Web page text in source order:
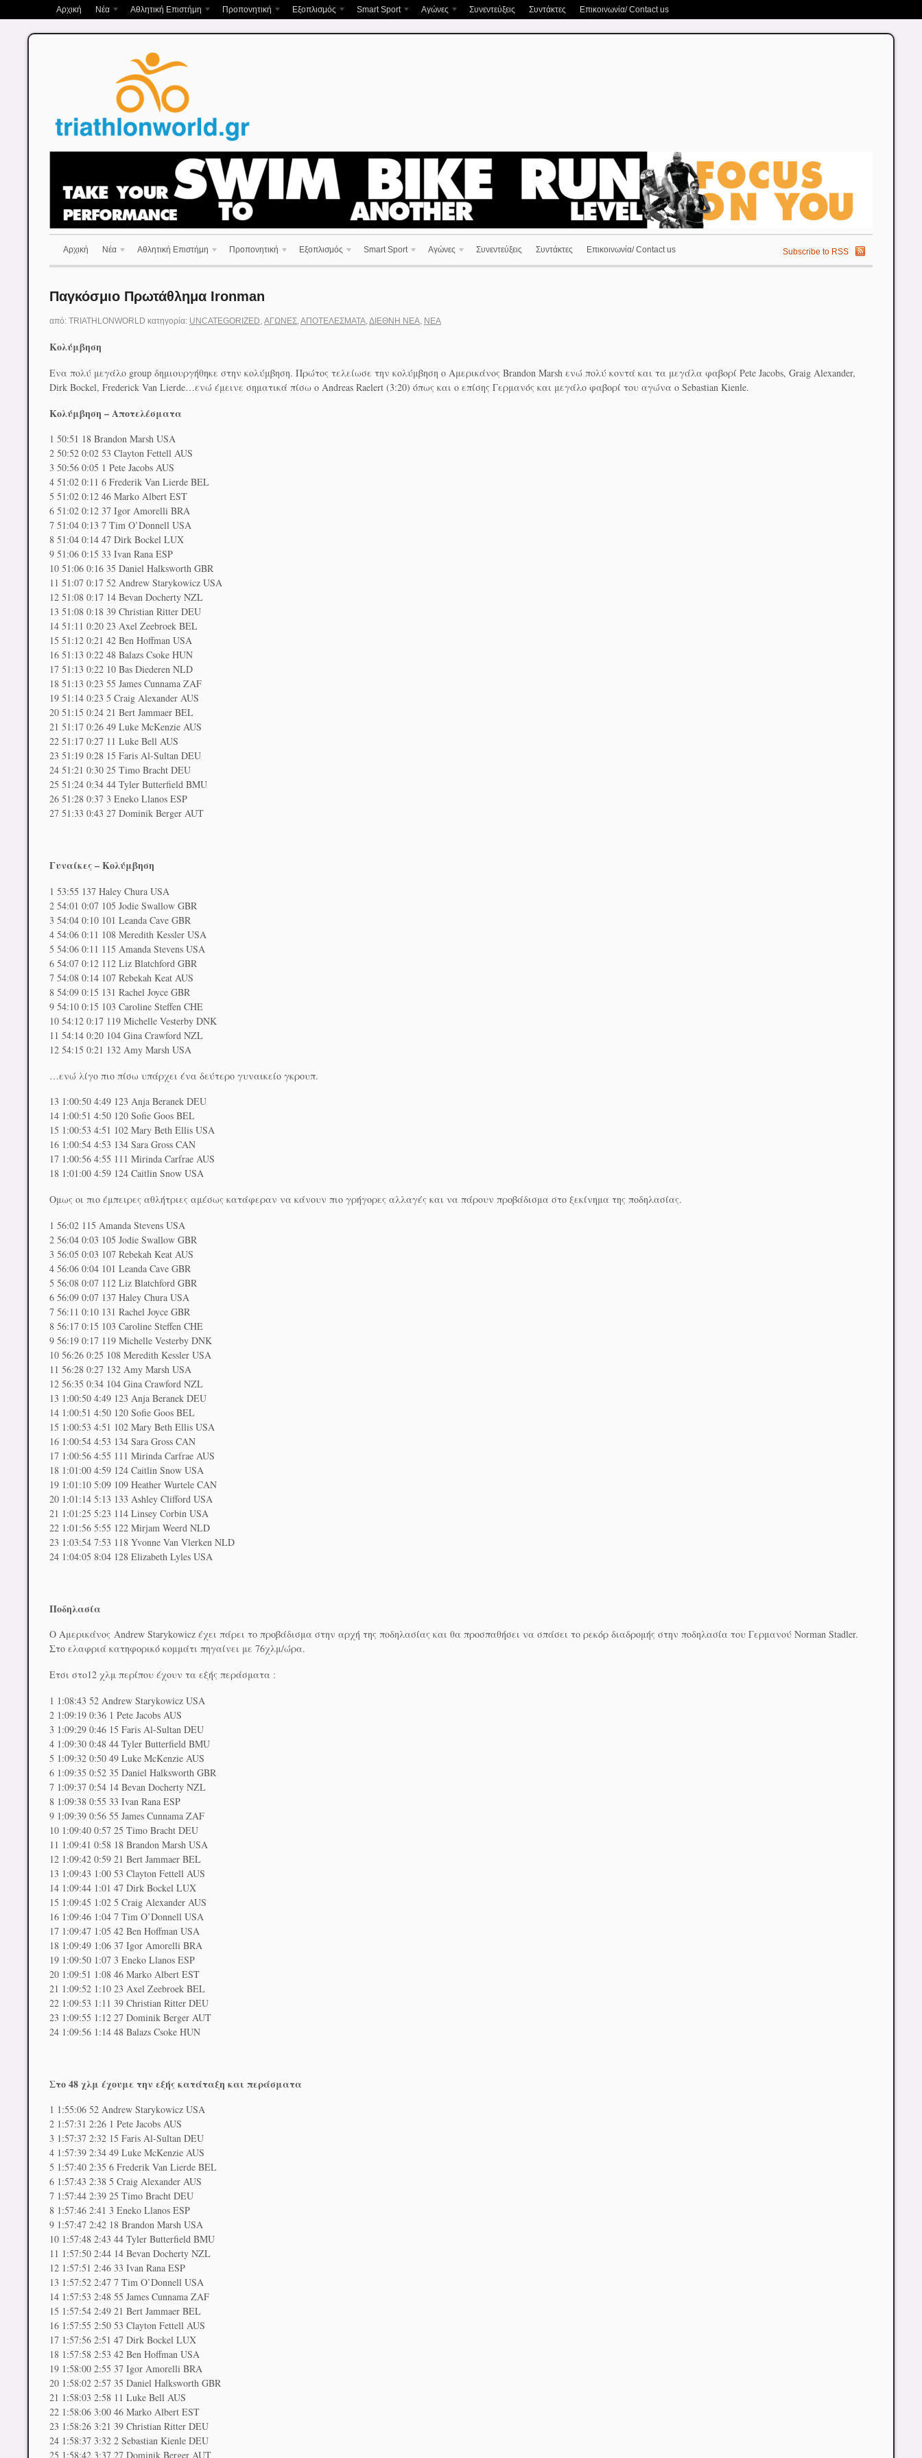
Αρχική Νέα Αθλητική Επιστήμη Προπονητική Εξοπλισμός Smart Sport Αγώνες Συνεντεύξεις Συντάκτες Επικοινωνία/ Contact us
Subscribe to RSS
Αρχική Νέα Αθλητική Επιστήμη Προπονητική Εξοπλισμός Smart Sport Αγώνες Συνεντεύξεις Συντάκτες Επικοινωνία/ Contact us
Παγκόσμιο Πρωτάθλημα Ironman
από: TRIATHLONWORLD κατηγορία: UNCATEGORIZED, ΑΓΏΝΕΣ,ΑΠΟΤΕΛΈΣΜΑΤΑ,ΔΙΕΘΝΉ ΝΈΑ, ΝΈΑ
Κολύμβηση
Ενα πολύ μεγάλο group δημιουργήθηκε στην κολύμβηση. Πρώτος τελείωσε την κολύμβηση ο Αμερικάνος Brandon Marsh ενώ πολύ κοντά και τα μεγάλα φαβορί Pete Jacobs, Graig Alexander,
Dirk Bockel, Frederick Van Lierde…ενώ έμεινε σηματικά πίσω ο Andreas Raelert (3:20) όπως και ο επίσης Γερμανός και μεγάλο φαβορί του αγώνα ο Sebastian Kienle.
Κολύμβηση – Αποτελέσματα
1 50:51 18 Brandon Marsh USA
2 50:52 0:02 53 Clayton Fettell AUS
3 50:56 0:05 1 Pete Jacobs AUS
4 51:02 0:11 6 Frederik Van Lierde BEL
5 51:02 0:12 46 Marko Albert EST
6 51:02 0:12 37 Igor Amorelli BRA
7 51:04 0:13 7 Tim O’Donnell USA
8 51:04 0:14 47 Dirk Bockel LUX
9 51:06 0:15 33 Ivan Rana ESP
10 51:06 0:16 35 Daniel Halksworth GBR
11 51:07 0:17 52 Andrew Starykowicz USA
12 51:08 0:17 14 Bevan Docherty NZL
13 51:08 0:18 39 Christian Ritter DEU
14 51:11 0:20 23 Axel Zeebroek BEL
15 51:12 0:21 42 Ben Hoffman USA
16 51:13 0:22 48 Balazs Csoke HUN
17 51:13 0:22 10 Bas Diederen NLD
18 51:13 0:23 55 James Cunnama ZAF
19 51:14 0:23 5 Craig Alexander AUS
20 51:15 0:24 21 Bert Jammaer BEL
21 51:17 0:26 49 Luke McKenzie AUS
22 51:17 0:27 11 Luke Bell AUS
23 51:19 0:28 15 Faris Al-Sultan DEU
24 51:21 0:30 25 Timo Bracht DEU
25 51:24 0:34 44 Tyler Butterfield BMU
26 51:28 0:37 3 Eneko Llanos ESP
27 51:33 0:43 27 Dominik Berger AUT
Γυναίκες – Κολύμβηση
1 53:55 137 Haley Chura USA
2 54:01 0:07 105 Jodie Swallow GBR
3 54:04 0:10 101 Leanda Cave GBR
4 54:06 0:11 108 Meredith Kessler USA
5 54:06 0:11 115 Amanda Stevens USA
6 54:07 0:12 112 Liz Blatchford GBR
7 54:08 0:14 107 Rebekah Keat AUS
8 54:09 0:15 131 Rachel Joyce GBR
9 54:10 0:15 103 Caroline Steffen CHE
10 54:12 0:17 119 Michelle Vesterby DNK
11 54:14 0:20 104 Gina Crawford NZL
12 54:15 0:21 132 Amy Marsh USA
…ενώ λίγο πιο πίσω υπάρχει ένα δεύτερο γυναικείο γκρουπ.
13 1:00:50 4:49 123 Anja Beranek DEU
14 1:00:51 4:50 120 Sofie Goos BEL
15 1:00:53 4:51 102 Mary Beth Ellis USA
16 1:00:54 4:53 134 Sara Gross CAN
17 1:00:56 4:55 111 Mirinda Carfrae AUS
18 1:01:00 4:59 124 Caitlin Snow USA
Ομως οι πιο έμπειρες αθλήτριες αμέσως κατάφεραν να κάνουν πιο γρήγορες αλλαγές και να πάρουν προβάδισμα στο ξεκίνημα της ποδηλασίας.
1 56:02 115 Amanda Stevens USA
2 56:04 0:03 105 Jodie Swallow GBR
3 56:05 0:03 107 Rebekah Keat AUS
4 56:06 0:04 101 Leanda Cave GBR
5 56:08 0:07 112 Liz Blatchford GBR
6 56:09 0:07 137 Haley Chura USA
7 56:11 0:10 131 Rachel Joyce GBR
8 56:17 0:15 103 Caroline Steffen CHE
9 56:19 0:17 119 Michelle Vesterby DNK
10 56:26 0:25 108 Meredith Kessler USA
11 56:28 0:27 132 Amy Marsh USA
12 56:35 0:34 104 Gina Crawford NZL
13 1:00:50 4:49 123 Anja Beranek DEU
14 1:00:51 4:50 120 Sofie Goos BEL
15 1:00:53 4:51 102 Mary Beth Ellis USA
16 1:00:54 4:53 134 Sara Gross CAN
17 1:00:56 4:55 111 Mirinda Carfrae AUS
18 1:01:00 4:59 124 Caitlin Snow USA
19 1:01:10 5:09 109 Heather Wurtele CAN
20 1:01:14 5:13 133 Ashley Clifford USA
21 1:01:25 5:23 114 Linsey Corbin USA
22 1:01:56 5:55 122 Mirjam Weerd NLD
23 1:03:54 7:53 118 Yvonne Van Vlerken NLD
24 1:04:05 8:04 128 Elizabeth Lyles USA
Ποδηλασία
Ο Αμερικάνος Andrew Starykowicz έχει πάρει το προβάδισμα στην αρχή της ποδηλασίας και θα προσπαθήσει να σπάσει το ρεκόρ διαδρομής στην ποδηλασία του Γερμανού Norman Stadler.
Στο ελαφριά κατηφορικό κομμάτι πηγαίνει με 76χλμ/ώρα.
Ετσι στο12 χλμ περίπου έχουν τα εξής περάσματα :
1 1:08:43 52 Andrew Starykowicz USA
2 1:09:19 0:36 1 Pete Jacobs AUS
3 1:09:29 0:46 15 Faris Al-Sultan DEU
4 1:09:30 0:48 44 Tyler Butterfield BMU
5 1:09:32 0:50 49 Luke McKenzie AUS
6 1:09:35 0:52 35 Daniel Halksworth GBR
7 1:09:37 0:54 14 Bevan Docherty NZL
8 1:09:38 0:55 33 Ivan Rana ESP
9 1:09:39 0:56 55 James Cunnama ZAF
10 1:09:40 0:57 25 Timo Bracht DEU
11 1:09:41 0:58 18 Brandon Marsh USA
12 1:09:42 0:59 21 Bert Jammaer BEL
13 1:09:43 1:00 53 Clayton Fettell AUS
14 1:09:44 1:01 47 Dirk Bockel LUX
15 1:09:45 1:02 5 Craig Alexander AUS
16 1:09:46 1:04 7 Tim O’Donnell USA
17 1:09:47 1:05 42 Ben Hoffman USA
18 1:09:49 1:06 37 Igor Amorelli BRA
19 1:09:50 1:07 3 Eneko Llanos ESP
20 1:09:51 1:08 46 Marko Albert EST
21 1:09:52 1:10 23 Axel Zeebroek BEL
22 1:09:53 1:11 39 Christian Ritter DEU
23 1:09:55 1:12 27 Dominik Berger AUT
24 1:09:56 1:14 48 Balazs Csoke HUN
Στο 48 χλμ έχουμε την εξής κατάταξη και περάσματα
1 1:55:06 52 Andrew Starykowicz USA
2 1:57:31 2:26 1 Pete Jacobs AUS
3 1:57:37 2:32 15 Faris Al-Sultan DEU
4 1:57:39 2:34 49 Luke McKenzie AUS
5 1:57:40 2:35 6 Frederik Van Lierde BEL
6 1:57:43 2:38 5 Craig Alexander AUS
7 1:57:44 2:39 25 Timo Bracht DEU
8 1:57:46 2:41 3 Eneko Llanos ESP
9 1:57:47 2:42 18 Brandon Marsh USA
10 1:57:48 2:43 44 Tyler Butterfield BMU
11 1:57:50 2:44 14 Bevan Docherty NZL
12 1:57:51 2:46 33 Ivan Rana ESP
13 1:57:52 2:47 7 Tim O’Donnell USA
14 1:57:53 2:48 55 James Cunnama ZAF
15 1:57:54 2:49 21 Bert Jammaer BEL
16 1:57:55 2:50 53 Clayton Fettell AUS
17 1:57:56 2:51 47 Dirk Bockel LUX
18 1:57:58 2:53 42 Ben Hoffman USA
19 1:58:00 2:55 37 Igor Amorelli BRA
20 1:58:02 2:57 35 Daniel Halksworth GBR
21 1:58:03 2:58 11 Luke Bell AUS
22 1:58:06 3:00 46 Marko Albert EST
23 1:58:26 3:21 39 Christian Ritter DEU
24 1:58:37 3:32 2 Sebastian Kienle DEU
25 1:58:42 3:37 27 Dominik Berger AUT